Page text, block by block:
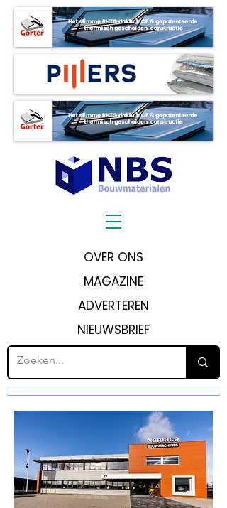
OVER ONS
MAGAZINE
ADVERTEREN
NIEUWSBRIEF